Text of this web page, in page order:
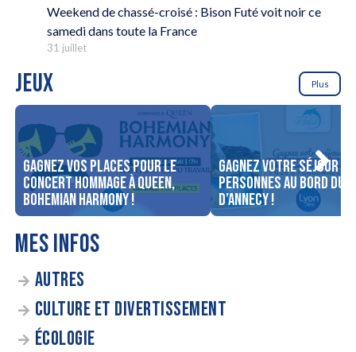
Weekend de chassé-croisé : Bison Futé voit noir ce
samedi dans toute la France
31 juillet
JEUX Plus
Gagnez vos places pour le
concert Hommage à Queen,
Bohemian Harmony !
Gagnez votre séjour
personnes au bord du
d’Annecy !
MES INFOS
AUTRES
CULTURE ET DIVERTISSEMENT
ÉCOLOGIE